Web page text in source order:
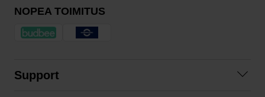
NOPEA TOIMITUS
Support